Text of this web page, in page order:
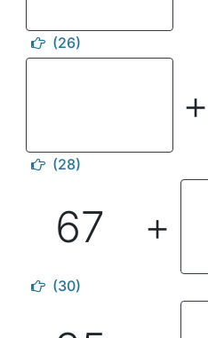
(26)
＋
(28)
67 ＋
(30)